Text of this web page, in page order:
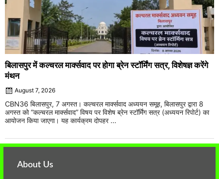
बिलासपुर में कल्चरल मार्क्सवाद पर होगा ब्रेन स्टॉर्मिंग सत्र, विशेषज्ञ करेंगे
मंथन
August 7, 2026
CBN36 बिलासपुर, 7 अगस्त। कल्चरल मार्क्सवाद अध्ययन समूह, बिलासपुर द्वारा 8
अगस्त को “कल्चरल मार्क्सवाद” विषय पर विशेष ब्रेन स्टॉर्मिंग सत्र (अध्ययन रिपोर्ट) का
आयोजन किया जाएगा। यह कार्यक्रम दोपहर ...
About Us